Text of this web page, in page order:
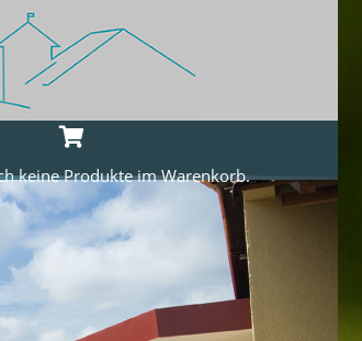
keine Produkte im Warenkorb.